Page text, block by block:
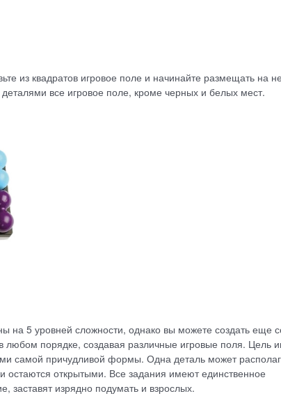
из квадратов игровое поле и начинайте размещать на
все игровое поле, кроме черных и белых мест.
на 5 уровней сложности, однако вы можете создать еще
порядке, создавая различные игровые поля. Цель
самой причудливой формы. Одна деталь может
остаются открытыми. Все задания имеют единственное
изрядно подумать и взрослых.